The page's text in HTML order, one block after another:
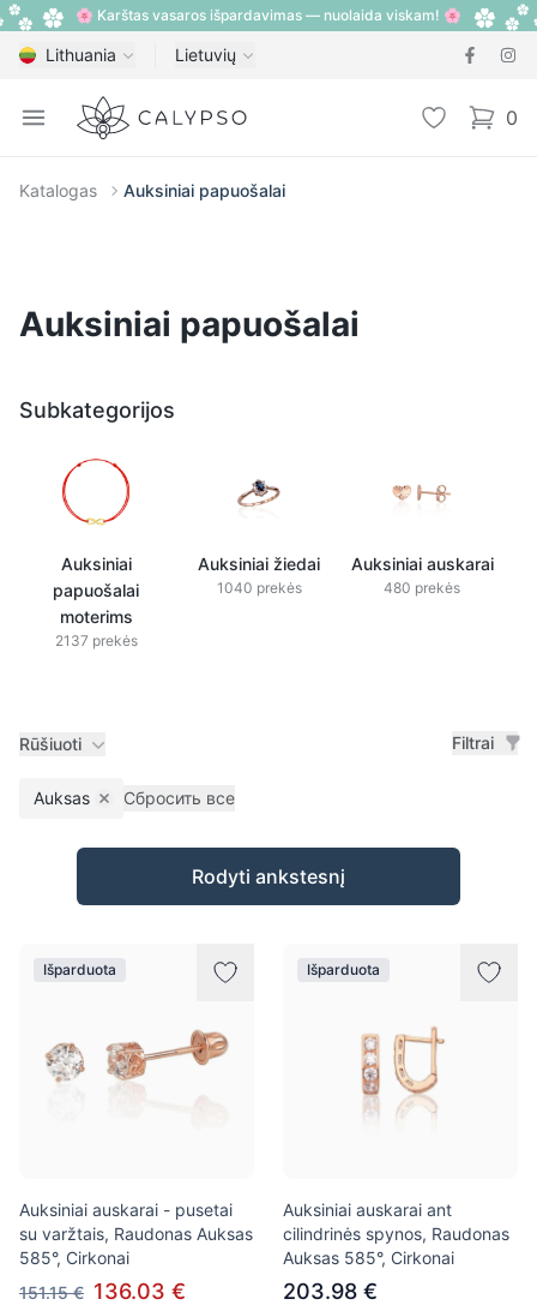
🌸 Karštas vasaros išpardavimas — nuolaida viskam! 🌸
Lithuania Lietuvių
Open menu
Calypso 0
items
Katalogas Auksiniai papuošalai
Auksiniai papuošalai
Subkategorijos
Auksiniai
papuošalai
moterims
2137 prekės
Auksiniai žiedai
1040 prekės
Auksiniai auskarai
480 prekės
Rūšiuoti Filtrai
Auksas Remove filter
Сбросить все
Prekės
Rodyti ankstesnį
Išparduota
Auksiniai auskarai - pusetai
su varžtais, Raudonas Auksas
585°, Cirkonai
151.15 € 136.03 €
Išparduota
Auksiniai auskarai ant
cilindrinės spynos, Raudonas
Auksas 585°, Cirkonai
203.98 €